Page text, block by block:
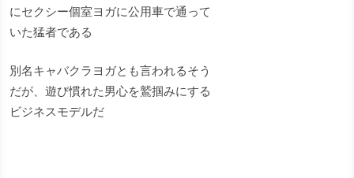
にセクシー個室ヨガに公用車で通って
いた猛者である
別名キャバクラヨガとも言われるそう
だが、遊び慣れた男心を鷲掴みにする
ビジネスモデルだ